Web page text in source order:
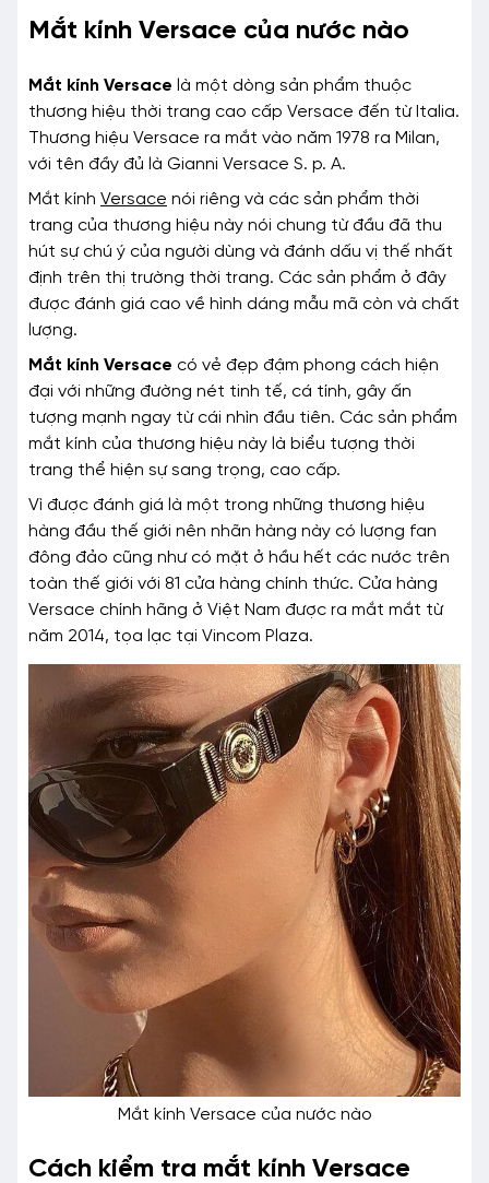
Mắt kính Versace của nước nào
Mắt kính Versace là một dòng sản phẩm thuộc
thương hiệu thời trang cao cấp Versace đến từ Italia.
Thương hiệu Versace ra mắt vào năm 1978 ra Milan,
với tên đầy đủ là Gianni Versace S. p. A.
Mắt kính Versace nói riêng và các sản phẩm thời
trang của thương hiệu này nói chung từ đầu đã thu
hút sự chú ý của người dùng và đánh dấu vị thế nhất
định trên thị trường thời trang. Các sản phẩm ở đây
được đánh giá cao về hình dáng mẫu mã còn và chất
lượng.
Mắt kính Versace có vẻ đẹp đậm phong cách hiện
đại với những đường nét tinh tế, cá tính, gây ấn
tượng mạnh ngay từ cái nhìn đầu tiên. Các sản phẩm
mắt kính của thương hiệu này là biểu tượng thời
trang thể hiện sự sang trọng, cao cấp.
Vì được đánh giá là một trong những thương hiệu
hàng đầu thế giới nên nhãn hàng này có lượng fan
đông đảo cũng như có mặt ở hầu hết các nước trên
toàn thế giới với 81 cửa hàng chính thức. Cửa hàng
Versace chính hãng ở Việt Nam được ra mắt mắt từ
năm 2014, tọa lạc tại Vincom Plaza.
Mắt kính Versace của nước nào
Cách kiểm tra mắt kính Versace